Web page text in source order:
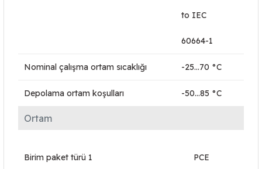
Ortam
to IEC
60664-1
Nominal çalışma ortam sıcaklığı -25…70 °C
Depolama ortam koşulları -50…85 °C
Birim paket türü 1 PCE